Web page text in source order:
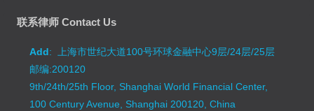
联系律师 Contact Us
Add: 上海市世纪大道100号环球金融中心9层/24层/25层
邮编:200120
9th/24th/25th Floor, Shanghai World Financial Center,
100 Century Avenue, Shanghai 200120, China